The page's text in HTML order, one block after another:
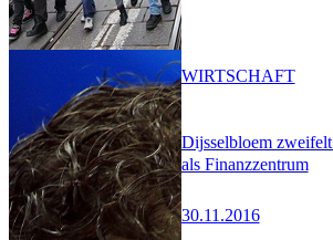
Dijsselbloem
als Finanzzentrum
30.11.2016
WIRTSCHAFT